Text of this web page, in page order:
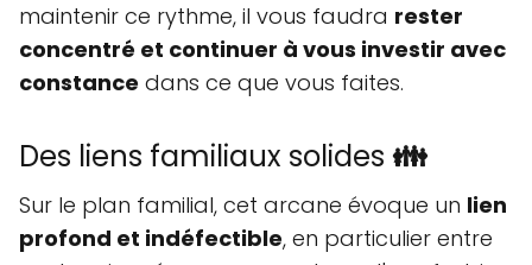
maintenir ce rythme, il vous faudra rester
concentré et continuer à vous investir avec
constance dans ce que vous faites.
Des liens familiaux solides 👪
Sur le plan familial, cet arcane évoque un lien
profond et indéfectible, en particulier entre